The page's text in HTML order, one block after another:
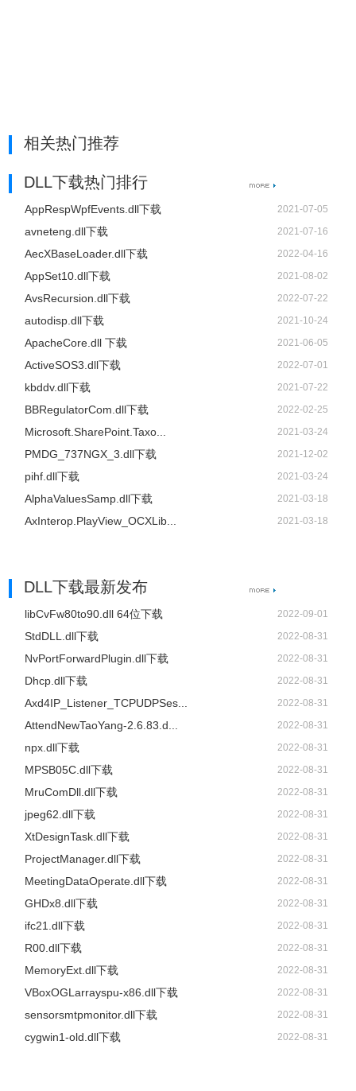
相关热门推荐
DLL下载热门排行
AppRespWpfEvents.dll下载 2021-07-05
avneteng.dll下载 2021-07-16
AecXBaseLoader.dll下载 2022-04-16
AppSet10.dll下载 2021-08-02
AvsRecursion.dll下载 2022-07-22
autodisp.dll下载 2021-10-24
ApacheCore.dll 下载 2021-06-05
ActiveSOS3.dll下载 2022-07-01
kbddv.dll下载 2021-07-22
BBRegulatorCom.dll下载 2022-02-25
Microsoft.SharePoint.Taxo... 2021-03-24
PMDG_737NGX_3.dll下载 2021-12-02
pihf.dll下载 2021-03-24
AlphaValuesSamp.dll下载 2021-03-18
AxInterop.PlayView_OCXLib... 2021-03-18
DLL下载最新发布
libCvFw80to90.dll 64位下载 2022-09-01
StdDLL.dll下载 2022-08-31
NvPortForwardPlugin.dll下载 2022-08-31
Dhcp.dll下载 2022-08-31
Axd4IP_Listener_TCPUDPSes... 2022-08-31
AttendNewTaoYang-2.6.83.d... 2022-08-31
npx.dll下载 2022-08-31
MPSB05C.dll下载 2022-08-31
MruComDll.dll下载 2022-08-31
jpeg62.dll下载 2022-08-31
XtDesignTask.dll下载 2022-08-31
ProjectManager.dll下载 2022-08-31
MeetingDataOperate.dll下载 2022-08-31
GHDx8.dll下载 2022-08-31
ifc21.dll下载 2022-08-31
R00.dll下载 2022-08-31
MemoryExt.dll下载 2022-08-31
VBoxOGLarrayspu-x86.dll下载 2022-08-31
sensorsmtpmonitor.dll下载 2022-08-31
cygwin1-old.dll下载 2022-08-31